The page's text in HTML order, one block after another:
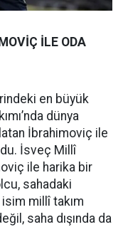
İLE ODA
en büyük
dünya
İbrahimoviç ile
İsveç Millî
ile harika bir
sahadaki
isim millî takım
saha dışında da